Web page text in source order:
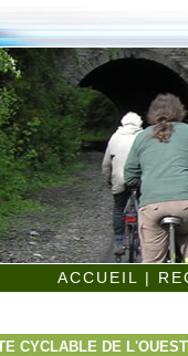
ACCUEIL |
CYCLABLE DE L'OUEST